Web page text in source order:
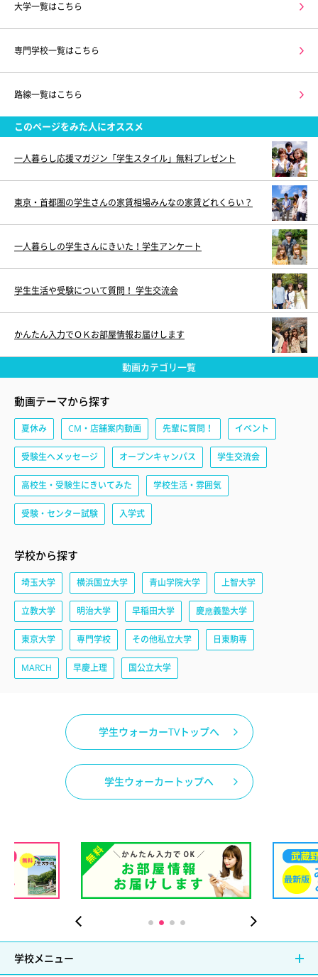
大学一覧はこちら
専門学校一覧はこちら
路線一覧はこちら
このページをみた人にオススメ
一人暮らし応援マガジン「学生スタイル」無料プレゼント
東京・首都圏の学生さんの家賃相場みんなの家賃どれくらい？
一人暮らしの学生さんにきいた！学生アンケート
学生生活や受験について質問！ 学生交流会
かんたん入力でＯＫお部屋情報お届けします
動画カテゴリ一覧
動画テーマから探す
夏休み CM・店舗案内動画 先輩に質問！ イベント
受験生へメッセージ オープンキャンパス 学生交流会
高校生・受験生にきいてみた 学校生活・雰囲気
受験・センター試験 入学式
学校から探す
埼玉大学 横浜国立大学 青山学院大学 上智大学
立教大学 明治大学 早稲田大学 慶應義塾大学
東京大学 専門学校 その他私立大学 日東駒専
MARCH 早慶上理 国公立大学
学生ウォーカーTVトップへ
学生ウォーカートップへ
学校メニュー